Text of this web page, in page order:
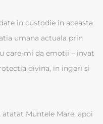
in custodie in aceasta
umana actuala prin
care-mi da emotii – invat
divina, in ingeri si
atatat Muntele Mare, apoi